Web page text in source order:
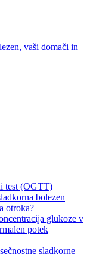
vaši domači in
test (OGTT)
bolezen
otroka?
glukoze v
potek
sladkorne